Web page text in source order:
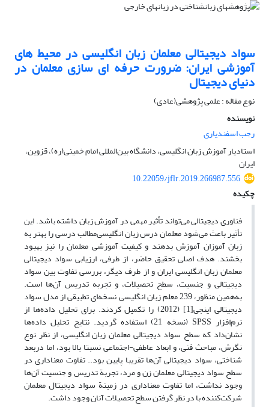
سواد دیجیتالی معلمان زبان انگلیسی در محیط های
آموزشی ایران: ضرورت حرفه ای سازی معلمان در
دنیای دیجیتال
نوع مقاله : علمی پژوهشی(عادی)
نویسنده
رجب اسفندیاری
استادیار آموزش زبان انگلیسی، دانشگاه بین‌المللی امام خمینی(ره)، قزوین،
ایران
10.22059/jflr.2019.266987.556
چکیده
فناوری دیجیتالی می‌تواند تأثیر مهمی در آموزش زبان داشته باشد. این
تأثیر باعث می‌شود معلمان درس زبان انگلیسی‌مطالب درسی را بهتر به
زبان آموزان آموزش بدهند و کیفیت آموزشی معلمان را نیز بهبود
بخشند. هدف اصلی تحقیق حاضر، از طرفی، ارزیابی سواد دیجیتالی
معلمان زبان انگلیسی ایران و از طرف دیگر، بررسی تفاوت بین سواد
دیجیتالی و جنسیت، سطح تحصیلات، و تجربه تدریس آن‌ها است.
به‌همین منظور، 239 معلم زبان انگلیسی نسخه‌ای تطبیقی از مدل سواد
دیجیتالی اینجی[1] (2012) را تکمیل کردند. برای تحلیل داده‌ها از
نرم‌افزار SPSS (نسخه 21) استفاده گردید. نتایج تحلیل داده‌ها
نشان‌داد که سطح سواد دیجیتالی معلمان زبان انگلیسی، از نظر نوع
نگرش، مباحث فنی، و ابعاد عاطفی-اجتماعی نسبتا بالا بود، اما در‌بعد
شناختی، سواد دیجیتالی آن‌ها تقریبا پایین بود.. تفاوت معنا‌‌‌داری در
سطح سواد دیجیتالی معلمان زن و مرد، تجربة تدریس و جنسیت آن‌ها
وجود نداشت، اما تفاوت معناداری در زمینة سواد دیجیتال معلمان
شرکت‌کننده با در نظر گرفتن سطح تحصیلات آنان وجود داشت.